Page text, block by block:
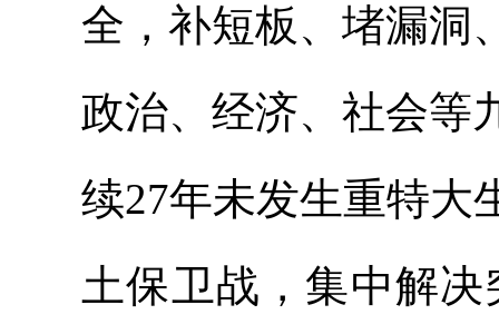
全，补短板、堵漏洞
政治、经济、社会等
续27年未发生重特大
土保卫战，集中解决